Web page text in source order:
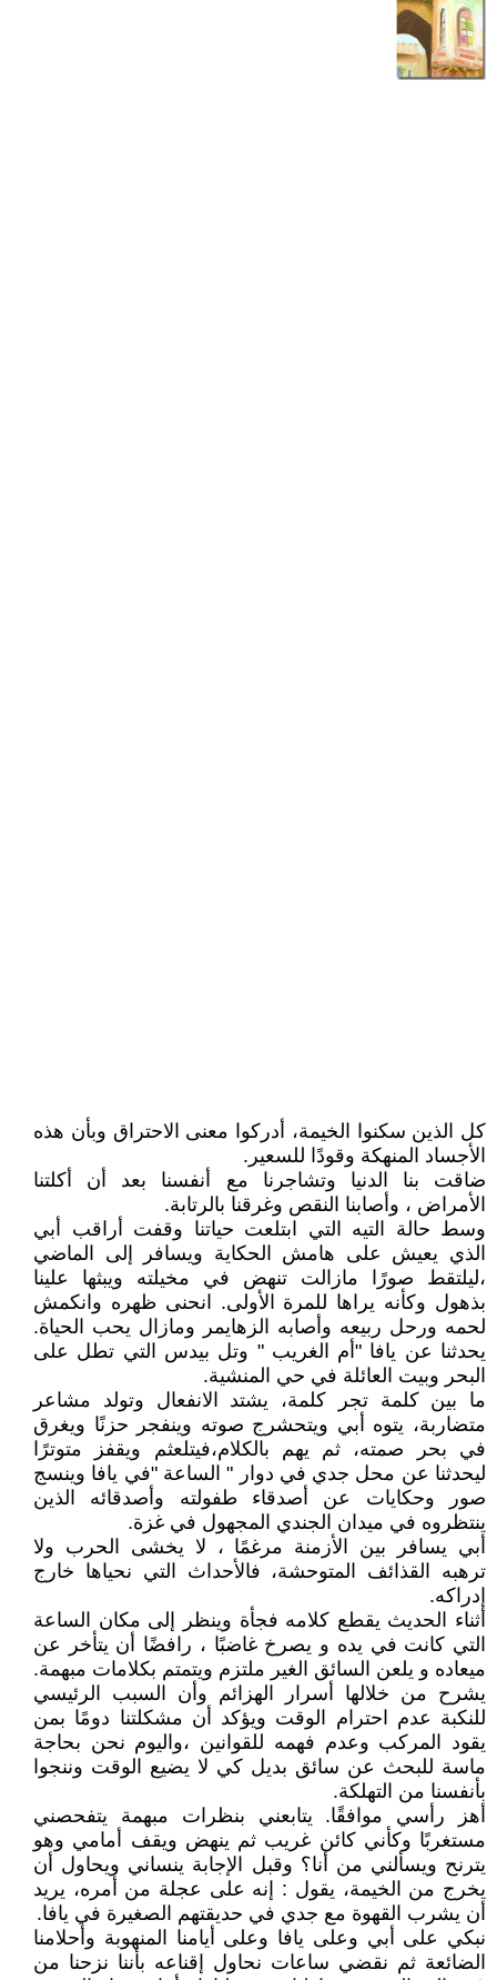
كل الذين سكنوا الخيمة، أدركوا معنى الاحتراق وبأن هذه
الأجساد المنهكة وقودًا للسعير.
ضاقت بنا الدنيا وتشاجرنا مع أنفسنا بعد أن أكلتنا
الأمراض ، وأصابنا النقص وغرقنا بالرتابة.
وسط حالة التيه التي ابتلعت حياتنا وقفت أراقب أبي
الذي يعيش على هامش الحكاية ويسافر إلى الماضي
،ليلتقط صورًا مازالت تنهض في مخيلته ويبثها علينا
بذهول وكأنه يراها للمرة الأولى. انحنى ظهره وانكمش
لحمه ورحل ربيعه وأصابه الزهايمر ومازال يحب الحياة.
يحدثنا عن يافا "أم الغريب " وتل بيدس التي تطل على
البحر وبيت العائلة في حي المنشية.
ما بين كلمة تجر كلمة، يشتد الانفعال وتولد مشاعر
متضاربة، يتوه أبي ويتحشرج صوته وينفجر حزنًا ويغرق
في بحر صمته، ثم يهم بالكلام،فيتلعثم ويقفز متوترًا
ليحدثنا عن محل جدي في دوار " الساعة "في يافا وينسج
صور وحكايات عن أصدقاء طفولته وأصدقائه الذين
ينتظروه في ميدان الجندي المجهول في غزة.
أبي يسافر بين الأزمنة مرغمًا ، لا يخشى الحرب ولا
ترهبه القذائف المتوحشة، فالأحداث التي نحياها خارج
إدراكه.
أثناء الحديث يقطع كلامه فجأة وينظر إلى مكان الساعة
التي كانت في يده و يصرخ غاضبًا ، رافضًا أن يتأخر عن
ميعاده و يلعن السائق الغير ملتزم ويتمتم بكلامات مبهمة.
يشرح من خلالها أسرار الهزائم وأن السبب الرئيسي
للنكبة عدم احترام الوقت ويؤكد أن مشكلتنا دومًا بمن
يقود المركب وعدم فهمه للقوانين ،واليوم نحن بحاجة
ماسة للبحث عن سائق بديل كي لا يضيع الوقت وننجوا
بأنفسنا من التهلكة.
أهز رأسي موافقًا. يتابعني بنظرات مبهمة يتفحصني
مستغربًا وكأني كائن غريب ثم ينهض ويقف أمامي وهو
يترنح ويسألني من أنا؟ وقبل الإجابة ينساني ويحاول أن
يخرج من الخيمة، يقول : إنه على عجلة من أمره، يريد
أن يشرب القهوة مع جدي في حديقتهم الصغيرة في يافا.
نبكي على أبي وعلى يافا وعلى أيامنا المنهوبة وأحلامنا
الضائعة ثم نقضي ساعات نحاول إقناعه بأننا نزحنا من